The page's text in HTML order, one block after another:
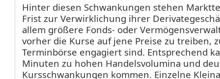
Hinter diesen Schwankungen stehen
Frist zur Verwirklichung ihrer
allem größere Fonds- oder
vorher die Kurse auf jene Preise zu treiben,
Terminbörse engagiert sind. Entsprechend
Minuten zu hohen Handelsvolumina und
Kursschwankungen kommen. Einzelne